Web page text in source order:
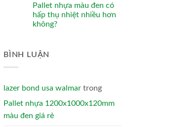
Pallet nhựa màu đen có
hấp thụ nhiệt nhiều hơn
không?
BÌNH LUẬN
lazer bond usa walmar trong
Pallet nhựa 1200x1000x120mm
màu đen giá rẻ